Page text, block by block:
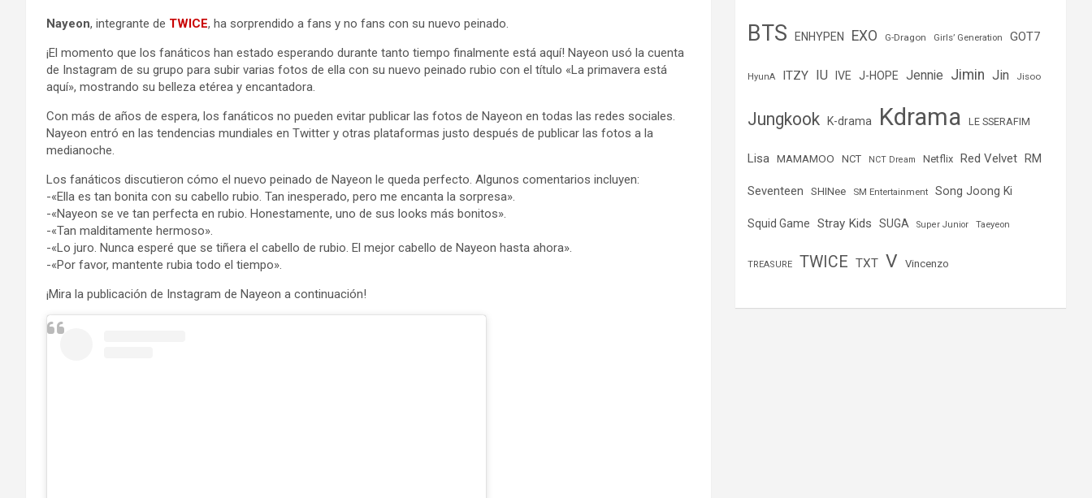
Nayeon, integrante de TWICE, ha sorprendido a fans y no fans con su nuevo peinado.
¡El momento que los fanáticos han estado esperando durante tanto tiempo finalmente está aquí! Nayeon usó la cuenta
de Instagram de su grupo para subir varias fotos de ella con su nuevo peinado rubio con el título «La primavera está
aquí», mostrando su belleza etérea y encantadora.
Con más de años de espera, los fanáticos no pueden evitar publicar las fotos de Nayeon en todas las redes sociales.
Nayeon entró en las tendencias mundiales en Twitter y otras plataformas justo después de publicar las fotos a la
medianoche.
Los fanáticos discutieron cómo el nuevo peinado de Nayeon le queda perfecto. Algunos comentarios incluyen:
-«Ella es tan bonita con su cabello rubio. Tan inesperado, pero me encanta la sorpresa».
-«Nayeon se ve tan perfecta en rubio. Honestamente, uno de sus looks más bonitos».
-«Tan malditamente hermoso».
-«Lo juro. Nunca esperé que se tiñera el cabello de rubio. El mejor cabello de Nayeon hasta ahora».
-«Por favor, mantente rubia todo el tiempo».
¡Mira la publicación de Instagram de Nayeon a continuación!
BTS ENHYPEN EXO G-Dragon Girls’ Generation GOT7
HyunA ITZY IU IVE J-HOPE Jennie Jimin Jin Jisoo
Jungkook K-drama Kdrama LE SSERAFIM
Lisa MAMAMOO NCT NCT Dream Netflix Red Velvet RM
Seventeen SHINee SM Entertainment Song Joong Ki
Squid Game Stray Kids SUGA Super Junior Taeyeon
TREASURE TWICE TXT V Vincenzo